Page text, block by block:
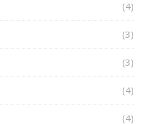
(4)
(3)
(3)
(4)
(4)